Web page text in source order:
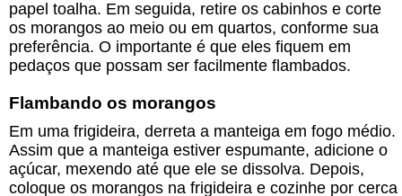
papel toalha. Em seguida, retire os cabinhos e corte
os morangos ao meio ou em quartos, conforme sua
preferência. O importante é que eles fiquem em
pedaços que possam ser facilmente flambados.
Flambando os morangos
Em uma frigideira, derreta a manteiga em fogo médio.
Assim que a manteiga estiver espumante, adicione o
açúcar, mexendo até que ele se dissolva. Depois,
coloque os morangos na frigideira e cozinhe por cerca